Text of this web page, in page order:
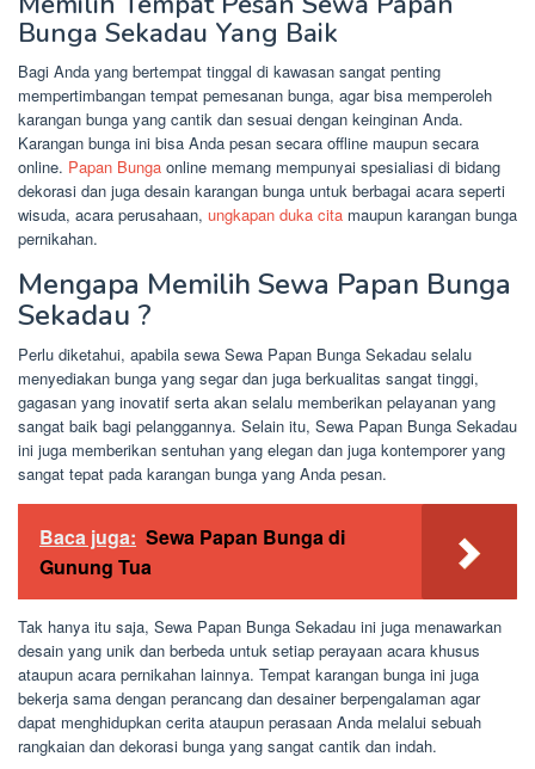
Bunga Sekadau Yang Baik
Bagi Anda yang bertempat tinggal di kawasan sangat penting
mempertimbangan tempat pemesanan bunga, agar bisa memperoleh
karangan bunga yang cantik dan sesuai dengan keinginan Anda.
Karangan bunga ini bisa Anda pesan secara offline maupun secara
online. Papan Bunga online memang mempunyai spesialiasi di bidang
dekorasi dan juga desain karangan bunga untuk berbagai acara seperti
wisuda, acara perusahaan, ungkapan duka cita maupun karangan bunga
pernikahan.
Mengapa Memilih Sewa Papan Bunga
Sekadau ?
Perlu diketahui, apabila sewa Sewa Papan Bunga Sekadau selalu
menyediakan bunga yang segar dan juga berkualitas sangat tinggi,
gagasan yang inovatif serta akan selalu memberikan pelayanan yang
sangat baik bagi pelanggannya. Selain itu, Sewa Papan Bunga Sekadau
ini juga memberikan sentuhan yang elegan dan juga kontemporer yang
sangat tepat pada karangan bunga yang Anda pesan.
Baca juga: Sewa Papan Bunga di
Gunung Tua
Tak hanya itu saja, Sewa Papan Bunga Sekadau ini juga menawarkan
desain yang unik dan berbeda untuk setiap perayaan acara khusus
ataupun acara pernikahan lainnya. Tempat karangan bunga ini juga
bekerja sama dengan perancang dan desainer berpengalaman agar
dapat menghidupkan cerita ataupun perasaan Anda melalui sebuah
rangkaian dan dekorasi bunga yang sangat cantik dan indah.